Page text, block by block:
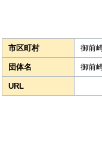
市区町村 御前
団体名 御前
URL